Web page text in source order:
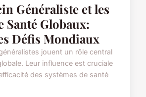
Généraliste et les
Santé Globaux:
Défis Mondiaux
jouent un rôle central
Leur influence est cruciale
des systèmes de santé